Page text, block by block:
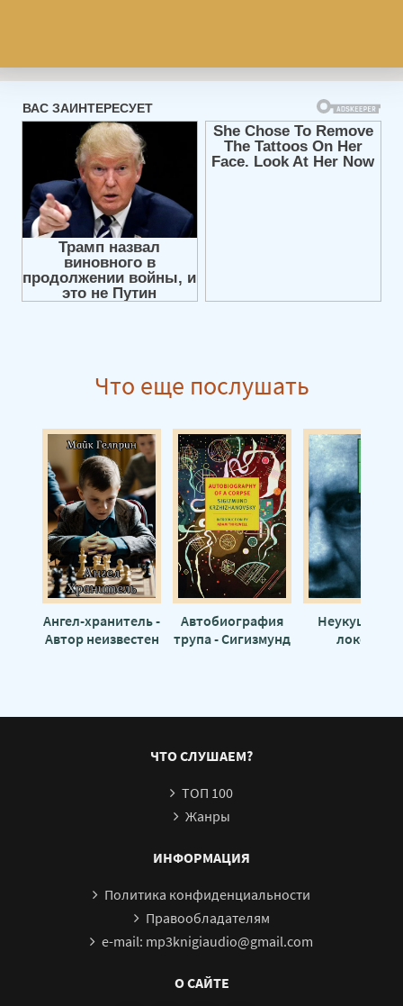
Что еще послушать
Ангел-хранитель -
Автор неизвестен
Автобиография
трупа - Сигизмунд
локоть -
ЧТО СЛУШАЕМ?
ТОП 100
Жанры
ИНФОРМАЦИЯ
Политика конфиденциальности
Правообладателям
e-mail: mp3knigiaudio@gmail.com
О САЙТЕ